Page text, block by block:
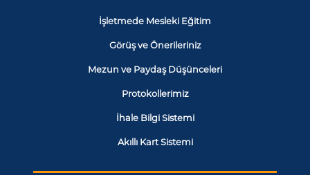
İşletmede Mesleki Eğitim
Görüş ve Önerileriniz
Mezun ve Paydaş Düşünceleri
Protokollerimiz
İhale Bilgi Sistemi
Akıllı Kart Sistemi